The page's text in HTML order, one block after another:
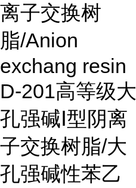
离子交换树
脂/Anion
exchang resin
D-201高等级大
孔强碱Ⅰ型阴离
子交换树脂/大
孔强碱性苯乙